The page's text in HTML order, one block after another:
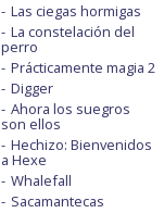
Las ciegas hormigas
La constelación del
perro
Prácticamente magia 2
Digger
Ahora los suegros
son ellos
Hechizo: Bienvenidos
a Hexe
Whalefall
Sacamantecas